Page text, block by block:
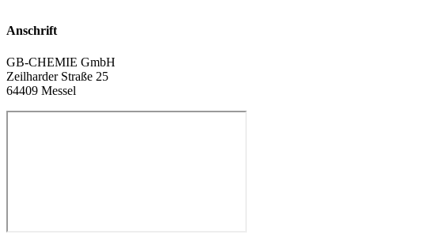
Anschrift
GB-CHEMIE GmbH
Zeilharder Straße 25
64409 Messel